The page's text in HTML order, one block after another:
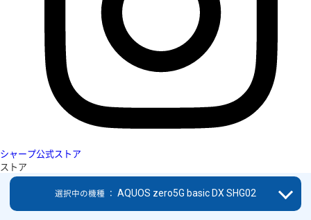
シャープ公式ストア
ストア
選択中の機種 ： AQUOS zero5G basic DX SHG02